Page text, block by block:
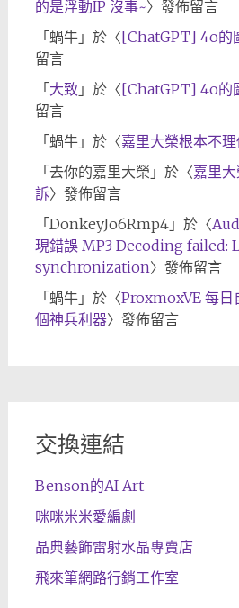
的是浮動IP 沒事~〉發佈留言
「蝸牛」於〈[ChatGPT] 4o的
留言
「大致 」於〈[ChatGPT] 4o的
留言
「蝸牛」於〈嘉里大榮根本不
「去你的嘉里大榮 」於〈嘉里
訴〉發佈留言
「DonkeyJo6Rmp4」於〈
現錯誤 MP3 Decoding failed:
synchronization〉發佈留言
「蝸牛」於〈ProxmoxVE 每日
個神兵利器〉發佈留言
交換連結
Benson的AI Art
咪咪米米愛編劇
晶典藝飾雷射水晶專賣店
飛來筆網路行銷工作室